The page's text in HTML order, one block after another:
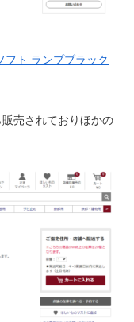
フト ランプブラック
売されておりほかの